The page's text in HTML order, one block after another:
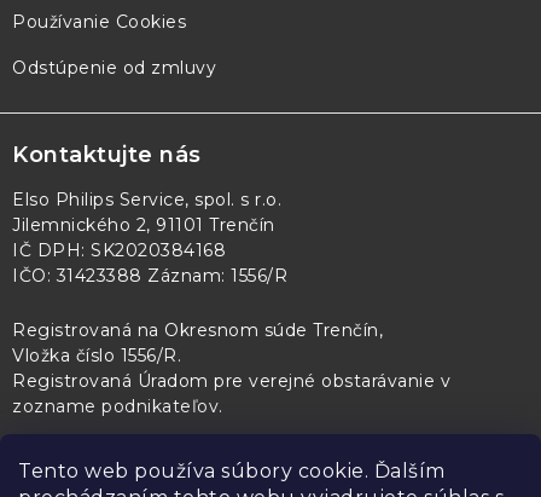
Tento web používa súbory cookie. Ďalším
Používanie Cookies
Odstúpenie od zmluvy
Kontaktujte nás
Elso Philips Service, spol. s r.o.
Jilemnického 2, 91101 Trenčín
IČ DPH: SK2020384168
IČO: 31423388 Záznam: 1556/R
Registrovaná na Okresnom súde Trenčín,
Vložka číslo 1556/R.
Registrovaná Úradom pre verejné obstarávanie v
zozname podnikateľov.